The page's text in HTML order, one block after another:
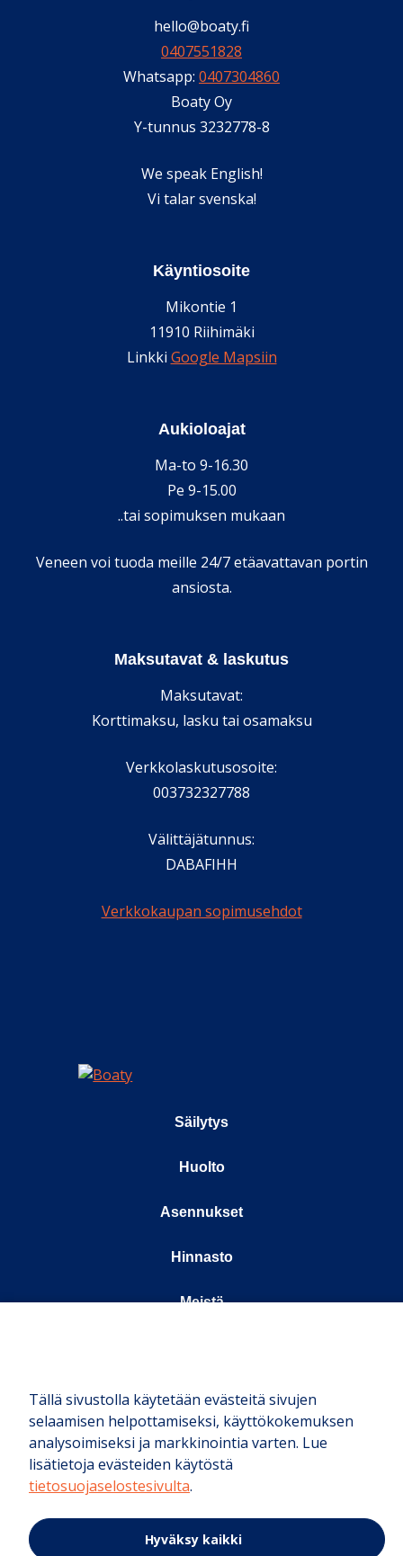
hello@boaty.fi
0407551828
Whatsapp: 0407304860
Boaty Oy
Y-tunnus 3232778-8
We speak English!
Vi talar svenska!
Käyntiosoite
Mikontie 1
11910 Riihimäki
Linkki Google Mapsiin
Aukioloajat
Ma-to 9-16.30
Pe 9-15.00
..tai sopimuksen mukaan
Veneen voi tuoda meille 24/7 etäavattavan portin
ansiosta.
Maksutavat & laskutus
Maksutavat:
Korttimaksu, lasku tai osamaksu
Verkkolaskutusosoite:
003732327788
Välittäjätunnus:
DABAFIHH
Verkkokaupan sopimusehdot
Säilytys
Huolto
Asennukset
Hinnasto
Meistä
© Boaty 2025
Tällä sivustolla käytetään evästeitä sivujen
selaamisen helpottamiseksi, käyttökokemuksen
analysoimiseksi ja markkinointia varten. Lue
lisätietoja evästeiden käytöstä
tietosuojaselostesivulta.
Hyväksy kaikki